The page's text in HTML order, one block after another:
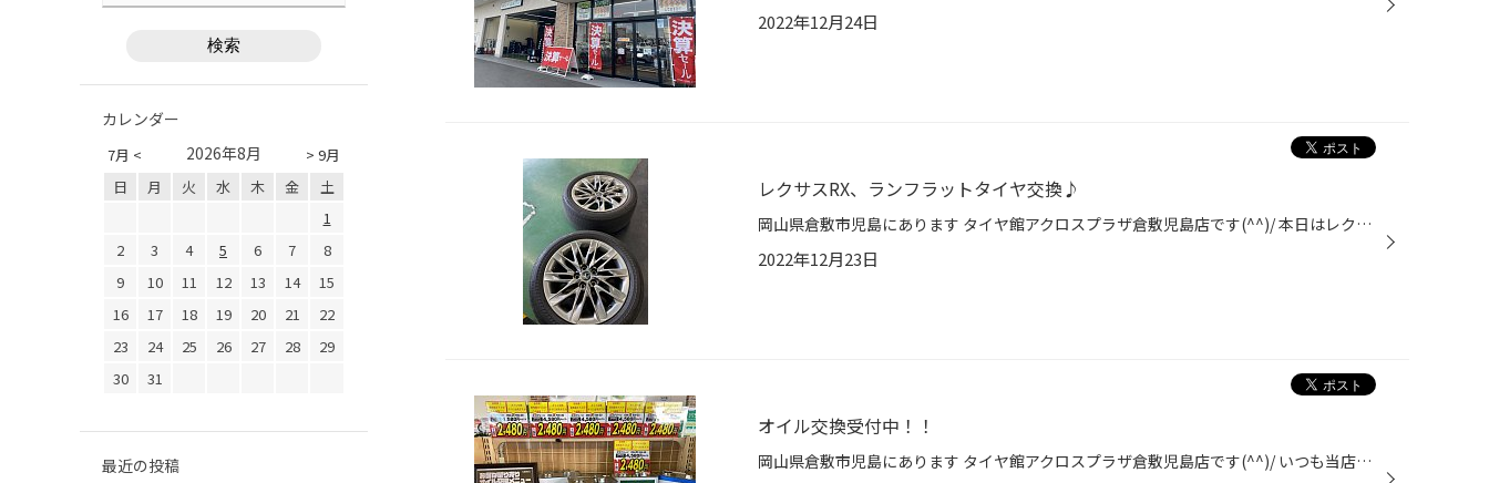
2022年12月24日
レクサスRX、ランフラットタイヤ交換♪
岡山県倉敷市児島にあります タイヤ館アクロスプラザ倉敷児島店です(^^)/ 本日はレクサスRX、タイヤ交換となります。 標準装着と同じランフラットタイヤにて交換 ブリヂストン トランザT005A タイヤ館アクロスプラザ倉敷児島店ではランフラットタイヤの交換も実施しております！ 本日はありがとうご...
2022年12月23日
オイル交換受付中！！
岡山県倉敷市児島にあります タイヤ館アクロスプラザ倉敷児島店です(^^)/ いつも当店ホームページ閲覧ありがとうございます♪ お車のオイル交換はお済でしょうか？？ タイヤ館でもオイル交換が出来ますよ(^^)/ オイルの種類も豊富にラインナップ中！！ ワコーズ商品を中心とした添加剤も取り扱い中で...
カレンダー
7月 < > 9月
2026年8月
日 月 火 水 木 金
土
1
2
3 4 5 6 7
8
9
10 11 12 13 14
15
16
17 18 19 20 21
22
23
24 25 26 27 28
29
30
31
最近の投稿